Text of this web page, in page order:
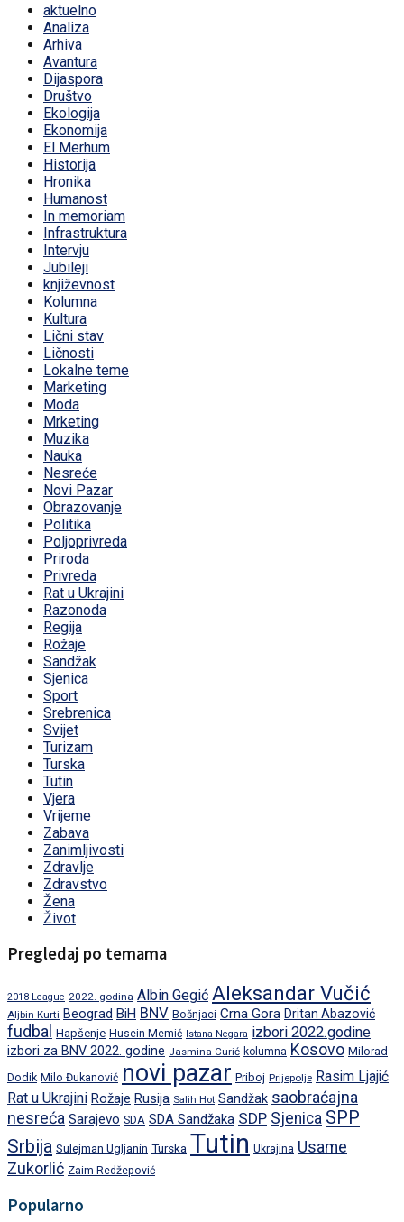
aktuelno
Analiza
Arhiva
Avantura
Dijaspora
Društvo
Ekologija
Ekonomija
El Merhum
Historija
Hronika
Humanost
In memoriam
Infrastruktura
Intervju
Jubileji
književnost
Kolumna
Kultura
Lični stav
Ličnosti
Lokalne teme
Marketing
Moda
Mrketing
Muzika
Nauka
Nesreće
Novi Pazar
Obrazovanje
Politika
Poljoprivreda
Priroda
Privreda
Rat u Ukrajini
Razonoda
Regija
Rožaje
Sandžak
Sjenica
Sport
Srebrenica
Svijet
Turizam
Turska
Tutin
Vjera
Vrijeme
Zabava
Zanimljivosti
Zdravlje
Zdravstvo
Žena
Život
Pregledaj po temama
2018 League 2022. godina Albin Gegić Aleksandar Vučić
Aljbin Kurti Beograd BiH BNV Bošnjaci Crna Gora Dritan Abazović
fudbal Hapšenje Husein Memić Istana Negara izbori 2022.godine
izbori za BNV 2022. godine Jasmina Curić kolumna Kosovo Milorad
Dodik Milo Đukanović novi pazar Priboj Prijepolje Rasim Ljajić
Rat u Ukrajini Rožaje Rusija Salih Hot Sandžak saobraćajna
nesreća Sarajevo SDA SDA Sandžaka SDP Sjenica SPP
Srbija Sulejman Ugljanin Turska Tutin Ukrajina Usame
Zukorlić Zaim Redžepović
Popularno